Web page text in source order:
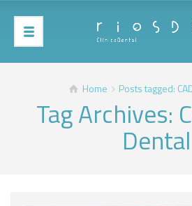
Home Posts tagged:
Tag Archives:
Dental